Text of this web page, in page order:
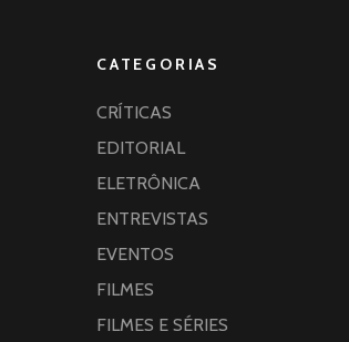
CATEGORIAS
CRÍTICAS
EDITORIAL
ELETRÔNICA
ENTREVISTAS
EVENTOS
FILMES
FILMES E SÉRIES